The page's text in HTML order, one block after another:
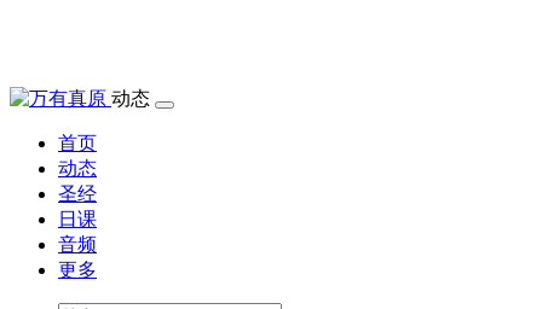
动态
首页
动态
圣经
日课
音频
更多